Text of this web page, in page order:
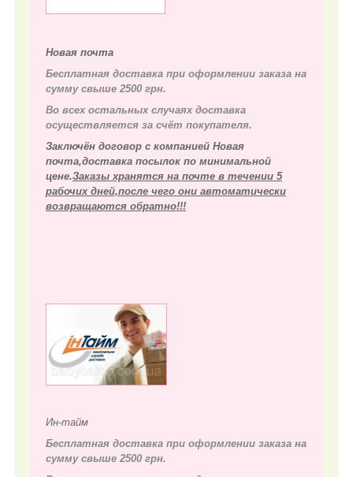
Новая почта
Бесплатная доставка при оформлении заказа на
сумму свыше 2500 грн.
Во всех остальных случаях доставка
осуществляется за счёт покупателя.
Заключён договор с компанией Новая
почта,доставка посылок по минимальной
цене.Заказы хранятся на почте в течении 5
рабочих дней,после чего они автоматически
возвращаются обратно!!!
Ин-тайм
Бесплатная доставка при оформлении заказа на
сумму свыше 2500 грн.